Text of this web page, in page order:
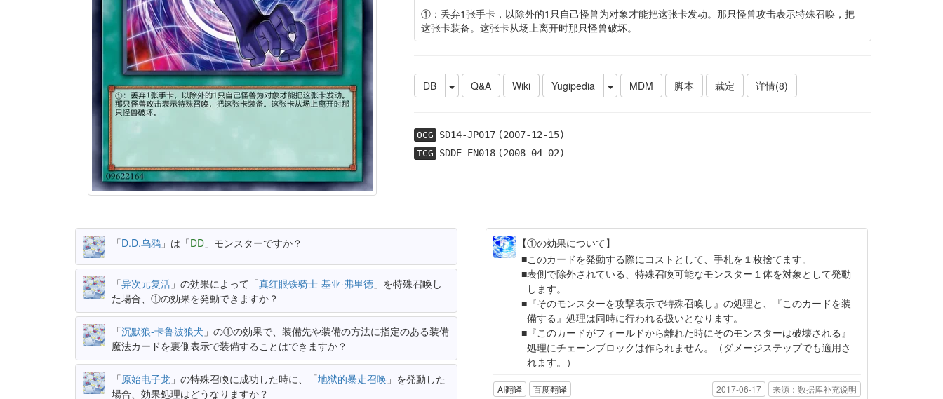
①：丢弃1张手卡，以除外的1只自己怪兽为对象才能把这张卡发动。那只怪兽攻击表示特殊召唤，把
这张卡装备。这张卡从场上离开时那只怪兽破坏。
DB Q&A Wiki Yugipedia MDM 脚本 裁定 详情(8)
OCG SD14-JP017(2007-12-15)
TCG SDDE-EN018(2008-04-02)
「D.D.乌鸦 」は「DD 」モンスターですか？
「异次元复活 」の効果によって「真红眼铁骑士-基亚·弗里德 」を特殊召喚し
た場合、①の効果を発動できますか？
「沉默狼-卡鲁波狼犬 」の①の効果で、装備先や装備の方法に指定のある装備
魔法カードを裏側表示で装備することはできますか？
「原始电子龙 」の特殊召喚に成功した時に、「地狱的暴走召唤 」を発動した
場合、効果処理はどうなりますか？
【①の効果について】
このカードを発動する際にコストとして、手札を１枚捨てます。
表側で除外されている、特殊召喚可能なモンスター１体を対象として発動
します。
『そのモンスターを攻撃表示で特殊召喚し』の処理と、『このカードを装
備する』処理は同時に行われる扱いとなります。
『このカードがフィールドから離れた時にそのモンスターは破壊される』
処理にチェーンブロックは作られません。（ダメージステップでも適用さ
れます。）
AI翻译 百度翻译 2017-06-17 来源：数据库补充说明